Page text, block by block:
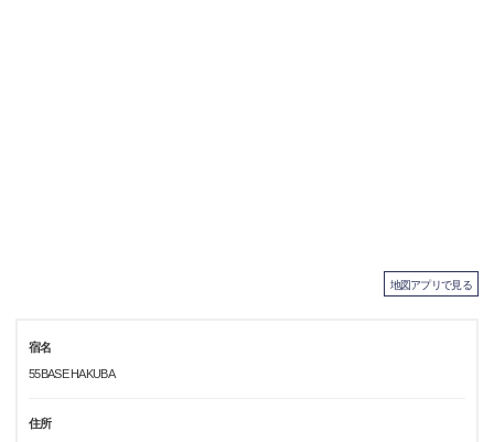
地図アプリで見る
宿名
55BASE HAKUBA
住所